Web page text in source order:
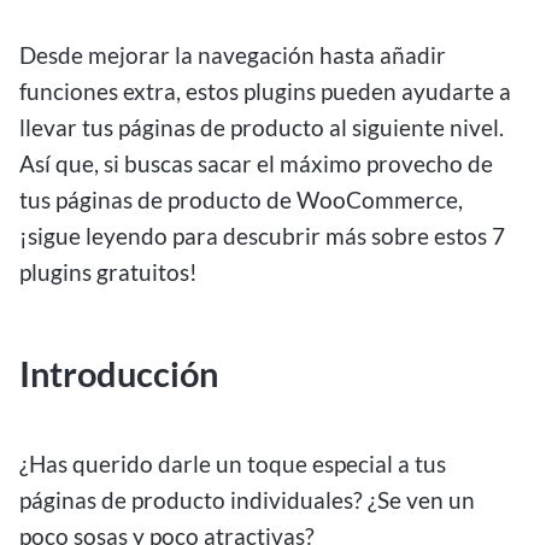
Desde mejorar la navegación hasta añadir
funciones extra, estos plugins pueden ayudarte a
llevar tus páginas de producto al siguiente nivel.
Así que, si buscas sacar el máximo provecho de
tus páginas de producto de WooCommerce,
¡sigue leyendo para descubrir más sobre estos 7
plugins gratuitos!
Introducción
¿Has querido darle un toque especial a tus
páginas de producto individuales? ¿Se ven un
poco sosas y poco atractivas?